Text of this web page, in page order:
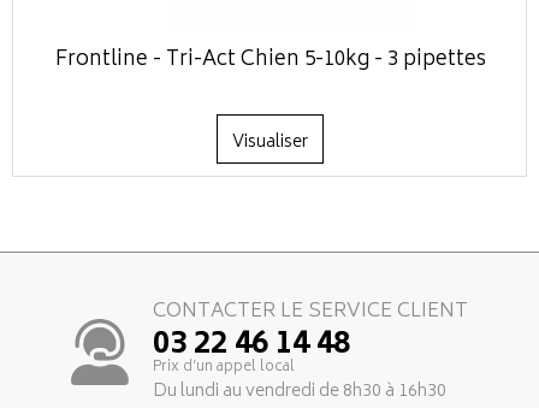
Frontline - Tri-Act Chien 5-10kg - 3 pipettes
Visualiser
CONTACTER LE SERVICE CLIENT
03 22 46 14 48
Prix d’un appel local
Du lundi au vendredi de 8h30 à 16h30